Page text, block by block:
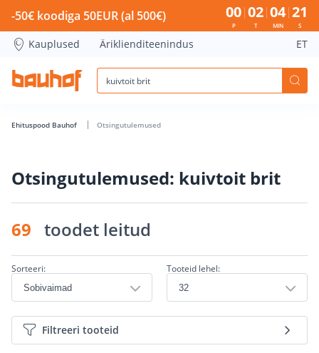
kuivtoit brit - Bauhof has loaded
-50€ koodiga 50EUR (al 500€) 00
P
02
T
04
MIN
21
S
Kauplused Äriklienditeenindus ET
Ehituspood Bauhof Otsingutulemused
Otsingutulemused: kuivtoit brit
69 toodet leitud
Sorteeri: Tooteid lehel:
Filtreeri tooteid